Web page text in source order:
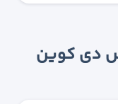
دی کوین